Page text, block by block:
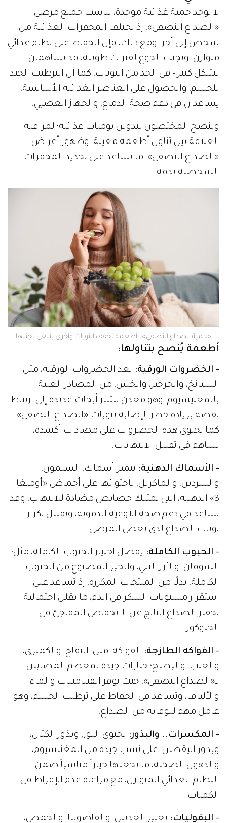
لا توجد حمية غذائية موحدة، تناسب جميع مرضى
«الصداع النصفي»، إذ تختلف المحفزات الغذائية من
شخص إلى آخر. ومع ذلك، فإن الحفاظ على نظام غذائي
متوازن، وتجنب الجوع لفترات طويلة، قد يساهمان -
بشكل كبير - في الحد من النوبات، كما أن الترطيب الجيد
للجسم، والحصول على العناصر الغذائية الأساسية،
يساعدان في دعم صحة الدماغ، والجهاز العصبي.
وينصح المختصون بتدوين يوميات غذائية؛ لمراقبة
العلاقة بين تناول أطعمة معينة، وظهور أعراض
«الصداع النصفي»، ما يساعد على تحديد المحفزات
الشخصية بدقة.
«حمية الصداع النصفي».. أطعمة تخفف النوبات وأخرى ينبغي تجنبها
أطعمة يُنصح بتناولها:
- الخضروات الورقية: تعد الخضروات الورقية، مثل:
السبانخ، والجرجير، والخس، من المصادر الغنية
بالمغنيسيوم، وهو معدن تشير أبحاث عديدة إلى ارتباط
نقصه بزيادة خطر الإصابة بنوبات «الصداع النصفي».
كما تحتوي هذه الخضروات على مضادات أكسدة،
تساهم في تقليل الالتهابات.
- الأسماك الدهنية: تتميز أسماك: السلمون،
والسردين، والماكريل، باحتوائها على أحماض «أوميغا
3» الدهنية، التي تمتلك خصائص مضادة للالتهاب، وقد
تساعد في دعم صحة الأوعية الدموية، وتقليل تكرار
نوبات الصداع لدى بعض المرضى.
- الحبوب الكاملة: يفضل اختيار الحبوب الكاملة، مثل:
الشوفان، والأرز البني، والخبز المصنوع من الحبوب
الكاملة، بدلًا من المنتجات المكررة؛ إذ تساعد على
استقرار مستويات السكر في الدم، ما يقلل احتمالية
تحفيز الصداع الناتج عن الانخفاض المفاجئ في
الجلوكوز.
- الفواكه الطازجة: الفواكه، مثل: التفاح، والكمثرى،
والعنب، والبطيخ؛ خيارات جيدة لمعظم المصابين
بـ«الصداع النصفي»، حيث توفر الفيتامينات والماء
والألياف، وتساعد في الحفاظ على ترطيب الجسم، وهو
عامل مهم للوقاية من الصداع.
- المكسرات.. والبذور: يحتوي اللوز، وبذور الكتان،
وبذور اليقطين، على نسب جيدة من المغنيسيوم،
والدهون الصحية، ما يجعلها خياراً مناسباً ضمن
النظام الغذائي المتوازن، مع مراعاة عدم الإفراط في
الكميات.
- البقوليات: يعتبر العدس، والفاصوليا، والحمص،